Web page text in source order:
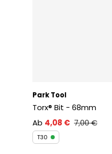
Park Tool
Torx® Bit - 68mm
Ab 4,08 € 7,00 €
T30